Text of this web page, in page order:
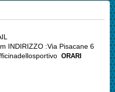
INDIRIZZO :Via Pisacane 6
ORARI